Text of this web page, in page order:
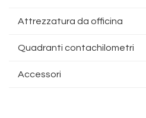
Attrezzatura da officina
Quadranti contachilometri
Accessori